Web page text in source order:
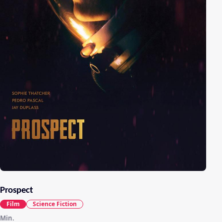
Prospect
Min.
Film Science Fiction